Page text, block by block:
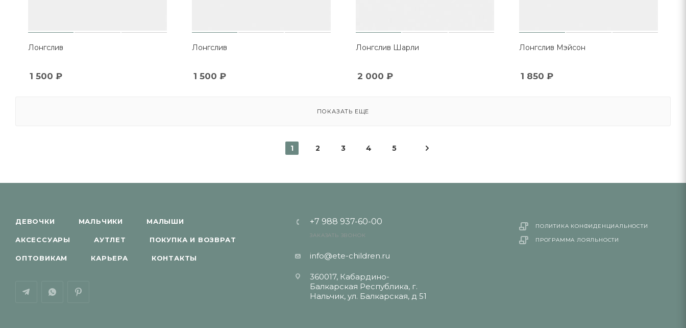
Лонгслив
1 500 ₽
Лонгслив
1 500 ₽
Лонгслив Шарли
2 000 ₽
Лонгслив Мэйсон
1 850 ₽
ПОКАЗАТЬ ЕЩЕ
1 2 3 4 5
ДЕВОЧКИ МАЛЬЧИКИ МАЛЫШИ
АКСЕССУАРЫ АУТЛЕТ ПОКУПКА И ВОЗВРАТ
ОПТОВИКАМ КАРЬЕРА КОНТАКТЫ
+7 988 937-60-00
ЗАКАЗАТЬ ЗВОНОК
info@ete-children.ru
360017, Кабардино-
Балкарская Республика, г.
Нальчик, ул. Балкарская, д 51
ПОЛИТИКА КОНФИДЕНЦИАЛЬНОСТИ
ПРОГРАММА ЛОЯЛЬНОСТИ